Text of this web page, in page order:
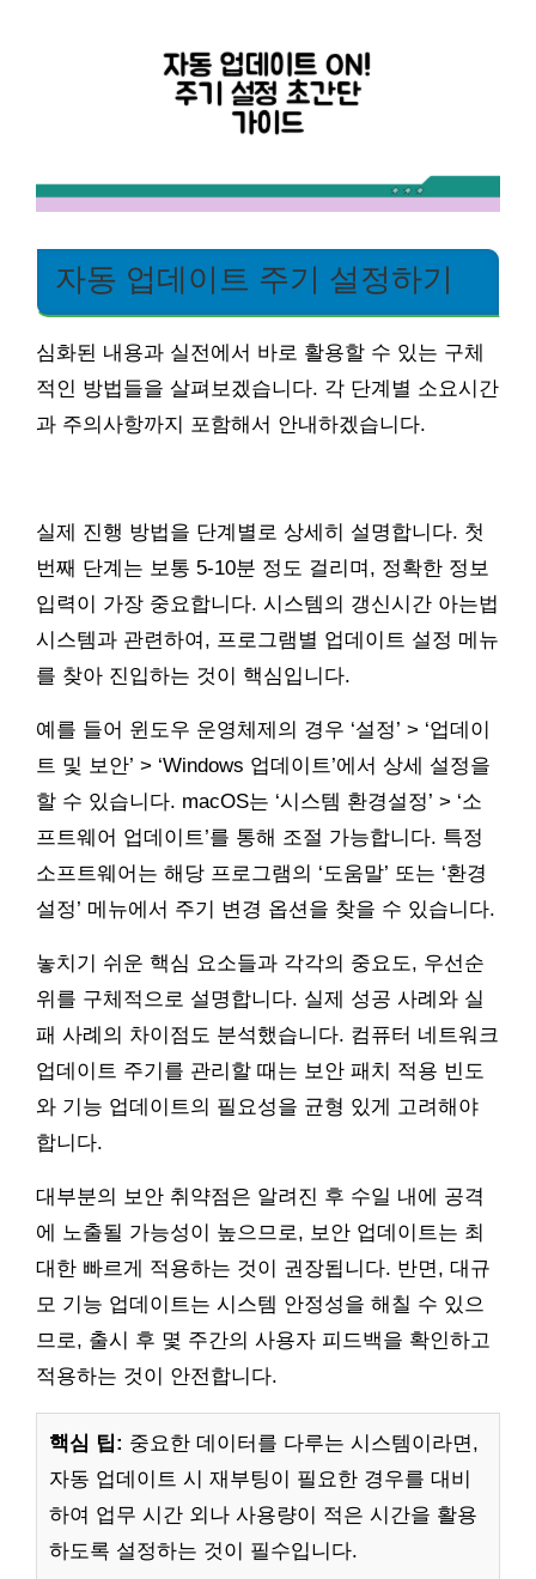
자동 업데이트 주기 설정하기
심화된 내용과 실전에서 바로 활용할 수 있는 구체
적인 방법들을 살펴보겠습니다. 각 단계별 소요시간
과 주의사항까지 포함해서 안내하겠습니다.
실제 진행 방법을 단계별로 상세히 설명합니다. 첫
번째 단계는 보통 5-10분 정도 걸리며, 정확한 정보
입력이 가장 중요합니다. 시스템의 갱신시간 아는법
시스템과 관련하여, 프로그램별 업데이트 설정 메뉴
를 찾아 진입하는 것이 핵심입니다.
예를 들어 윈도우 운영체제의 경우 ‘설정’ > ‘업데이
트 및 보안’ > ‘Windows 업데이트’에서 상세 설정을
할 수 있습니다. macOS는 ‘시스템 환경설정’ > ‘소
프트웨어 업데이트’를 통해 조절 가능합니다. 특정
소프트웨어는 해당 프로그램의 ‘도움말’ 또는 ‘환경
설정’ 메뉴에서 주기 변경 옵션을 찾을 수 있습니다.
놓치기 쉬운 핵심 요소들과 각각의 중요도, 우선순
위를 구체적으로 설명합니다. 실제 성공 사례와 실
패 사례의 차이점도 분석했습니다. 컴퓨터 네트워크
업데이트 주기를 관리할 때는 보안 패치 적용 빈도
와 기능 업데이트의 필요성을 균형 있게 고려해야
합니다.
대부분의 보안 취약점은 알려진 후 수일 내에 공격
에 노출될 가능성이 높으므로, 보안 업데이트는 최
대한 빠르게 적용하는 것이 권장됩니다. 반면, 대규
모 기능 업데이트는 시스템 안정성을 해칠 수 있으
므로, 출시 후 몇 주간의 사용자 피드백을 확인하고
적용하는 것이 안전합니다.
핵심 팁: 중요한 데이터를 다루는 시스템이라면,
자동 업데이트 시 재부팅이 필요한 경우를 대비
하여 업무 시간 외나 사용량이 적은 시간을 활용
하도록 설정하는 것이 필수입니다.